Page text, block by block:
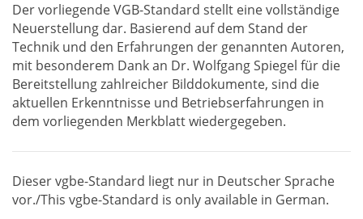
Der vorliegende VGB-Standard stellt eine vollständige
Neuerstellung dar. Basierend auf dem Stand der
Technik und den Erfahrungen der genannten Autoren,
mit besonderem Dank an Dr. Wolfgang Spiegel für die
Bereitstellung zahlreicher Bilddokumente, sind die
aktuellen Erkenntnisse und Betriebserfahrungen in
dem vorliegenden Merkblatt wiedergegeben.
Dieser vgbe-Standard liegt nur in Deutscher Sprache
vor./This vgbe-Standard is only available in German.